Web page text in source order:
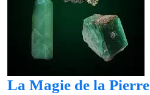
ornés
de
pierres
précieuses
La Magie de la